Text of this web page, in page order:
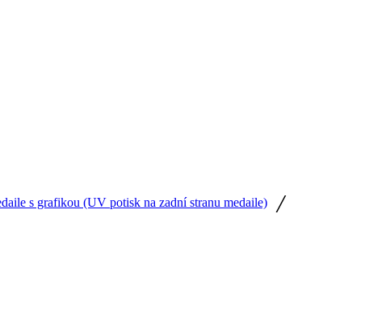
s grafikou (UV potisk na zadní stranu medaile) /